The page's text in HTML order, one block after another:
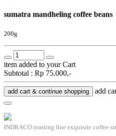
sumatra mandheling coffee beans
200g
item added to your Cart
Subtotal : Rp 75.000,-
add cart & continue shopping add
INDRACO roasting fine exquisite coffee